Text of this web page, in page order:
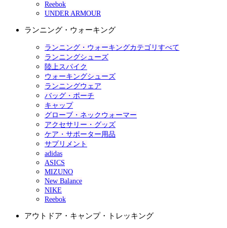
Reebok
UNDER ARMOUR
ランニング・ウォーキング
ランニング・ウォーキングカテゴリすべて
ランニングシューズ
陸上スパイク
ウォーキングシューズ
ランニングウェア
バッグ・ポーチ
キャップ
グローブ・ネックウォーマー
アクセサリー・グッズ
ケア・サポーター用品
サプリメント
adidas
ASICS
MIZUNO
New Balance
NIKE
Reebok
アウトドア・キャンプ・トレッキング